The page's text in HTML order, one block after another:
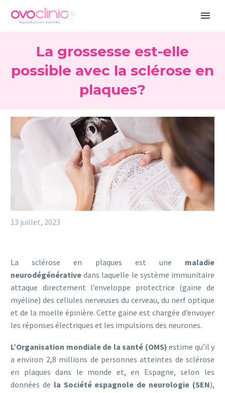
La grossesse est-elle
possible avec la sclérose en
plaques?
13 juillet, 2023
La sclérose en plaques est une maladie
neurodégénérative dans laquelle le système immunitaire
attaque directement l’enveloppe protectrice (gaine de
myéline) des cellules nerveuses du cerveau, du nerf optique
et de la moelle épinière. Cette gaine est chargée d’envoyer
les réponses électriques et les impulsions des neurones.
L’Organisation mondiale de la santé (OMS) estime qu’il y
a environ 2,8 millions de personnes atteintes de sclérose
en plaques dans le monde et, en Espagne, selon les
données de la Société espagnole de neurologie (SEN),